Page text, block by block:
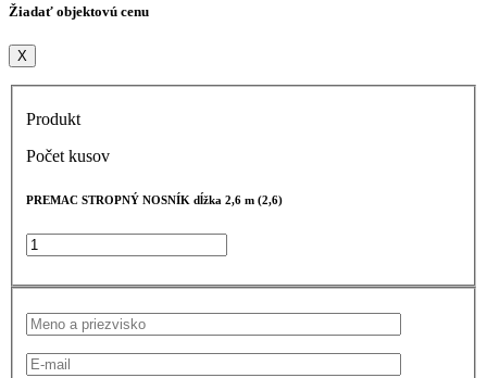
Žiadať objektovú cenu
X
Produkt
Počet kusov
PREMAC STROPNÝ NOSNÍK dĺžka 2,6 m (2,6)